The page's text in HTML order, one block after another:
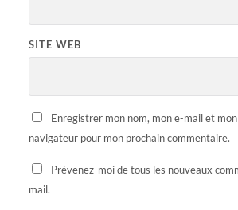
SITE WEB
Enregistrer mon nom, mon e-mail et
navigateur pour mon prochain commentaire.
Prévenez-moi de tous les nouveaux
mail.